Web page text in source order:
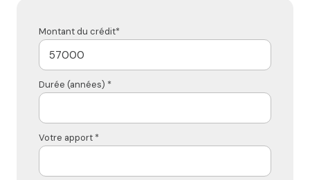
Montant du crédit*
Durée (années) *
Votre apport *